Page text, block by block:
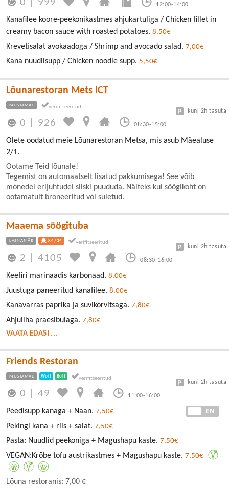
0 999 12:00-14:00
Kanafilee koore-peekonikastmes ahjukartuliga / Chicken fillet in
creamy bacon sauce with roasted potatoes. 8,50€
Krevetisalat avokaadoga / Shrimp and avocado salad. 7,00€
Kana nuudlisupp / Chicken noodle supp. 5,50€
Lõunarestoran Mets ICT
MUSTAMÄE
0 926 08:30-15:00
kuni 2h tasuta
Olete oodatud meie Lõunarestoran Metsa, mis asub Mäealuse
2/1.
Ootame Teid lõunale!
Tegemist on automaatselt lisatud pakkumisega! See võib
mõnedel erijuhtudel siiski puududa. Näiteks kui söögikoht on
ootamatult broneeritud või suletud.
Maaema söögituba
LASNAMÄE 84/34
2 |4105 08:30-16:00
kuni 2h tasuta
Keefiri marinaadis karbonaad. 8,00€
Juustuga paneeritud kanafilee. 8,00€
Kanavarras paprika ja suvikõrvitsaga. 7,80€
Ahjuliha praesibulaga. 7,80€
VAATA EDASI ...
Friends Restoran
MUSTAMÄE Wolt Bolt
0 |49 11:00-16:00
kuni 2h tasuta
EN
Peedisupp kanaga + Naan. 7,50€
Pekingi kana + riis + salat. 7,50€
Pasta: Nuudlid peekoniga + Magushapu kaste. 7,50€
VEGAN:Krõbe tofu austrikastmes + Magushapu kaste. 7,50€
Lõuna restoranis: 7,00 €